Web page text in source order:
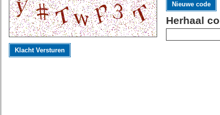
Nieuwe code
Herhaal
Klacht Versturen